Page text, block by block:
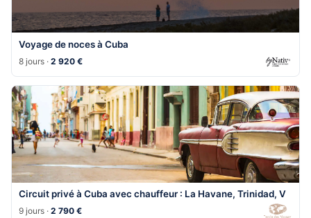
Voyage de noces à Cuba
8 jours ·2 920 €
Circuit privé à Cuba avec chauffeur : La Havane, Trinidad, V
9 jours ·2 790 €